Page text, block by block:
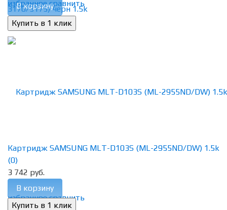
избранное сравнить
В корзину
избранное сравнить
Картридж SAMSUNG MLT-D103S (ML-2955ND/DW) 1.5k
(0)
3 742 руб.
В корзину